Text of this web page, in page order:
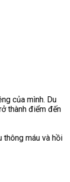
của mình. Du
thành điểm đến
thông máu và hồi